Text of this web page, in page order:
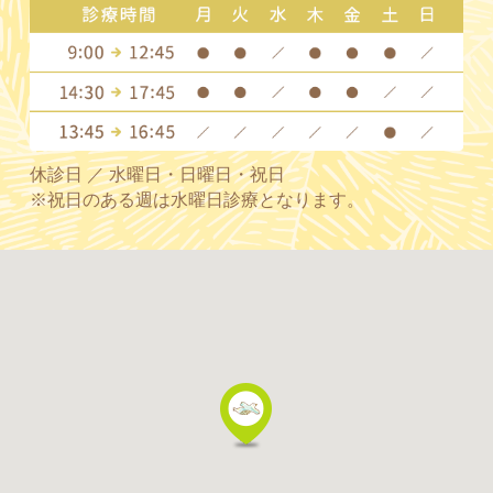
休診日 ／ 水曜日・日曜日・祝日
※祝日のある週は水曜日診療となります。